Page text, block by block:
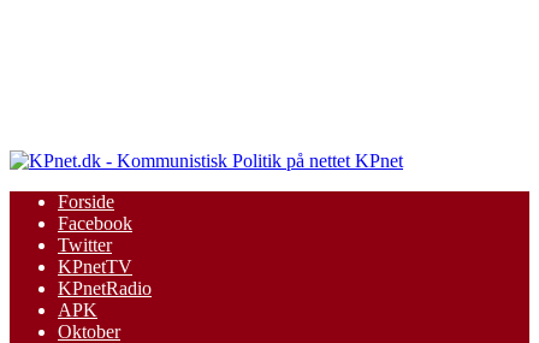
KPnet
Forside
Facebook
Twitter
KPnetTV
KPnetRadio
APK
Oktober